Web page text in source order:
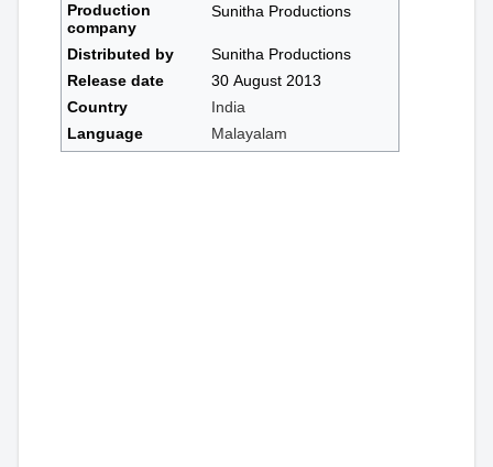
Production
company
Sunitha Productions
Distributed by
Sunitha Productions
Release date
30 August 2013
Country
India
Language
Malayalam